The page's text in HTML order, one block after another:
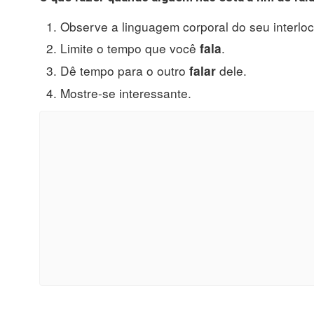
Observe a linguagem corporal do seu
Limite o tempo que você fala.
Dê tempo para o outro falar dele.
Mostre-se interessante.